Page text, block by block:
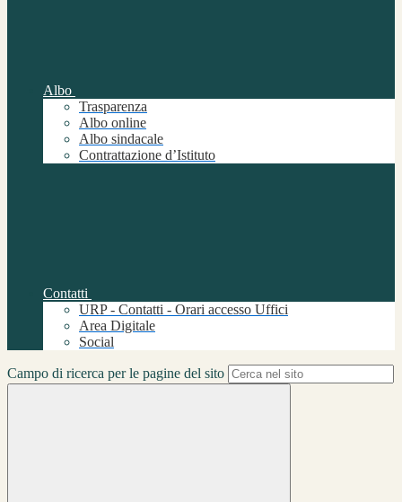
Albo
Trasparenza
Albo online
Albo sindacale
Contrattazione d’Istituto
Contatti
URP - Contatti - Orari accesso Uffici
Area Digitale
Social
Campo di ricerca per le pagine del sito